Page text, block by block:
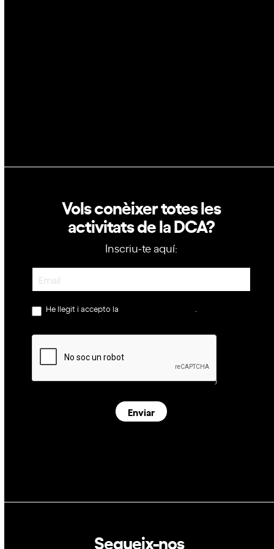
Vols conèixer totes les
activitats de la DCA?
Inscriu-te aquí:
Newsletter
He llegit i accepto la
Enviar
Segueix-nos